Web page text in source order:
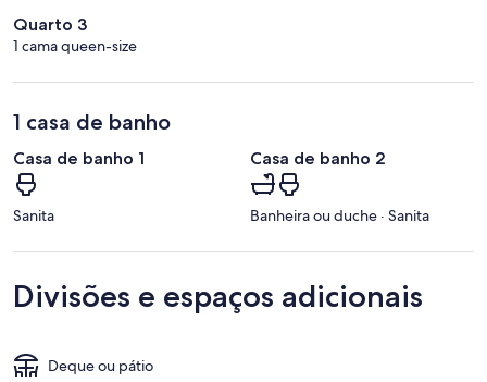
Quarto 3
1 cama queen-size
1 casa de banho
Casa de banho 1
Sanita
Casa de banho 2
Banheira ou duche · Sanita
Divisões e espaços adicionais
Deque ou pátio